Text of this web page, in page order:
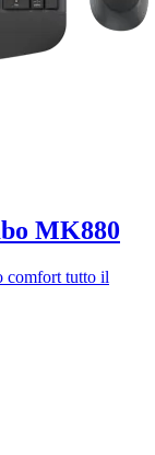
MK880
comfort tutto il